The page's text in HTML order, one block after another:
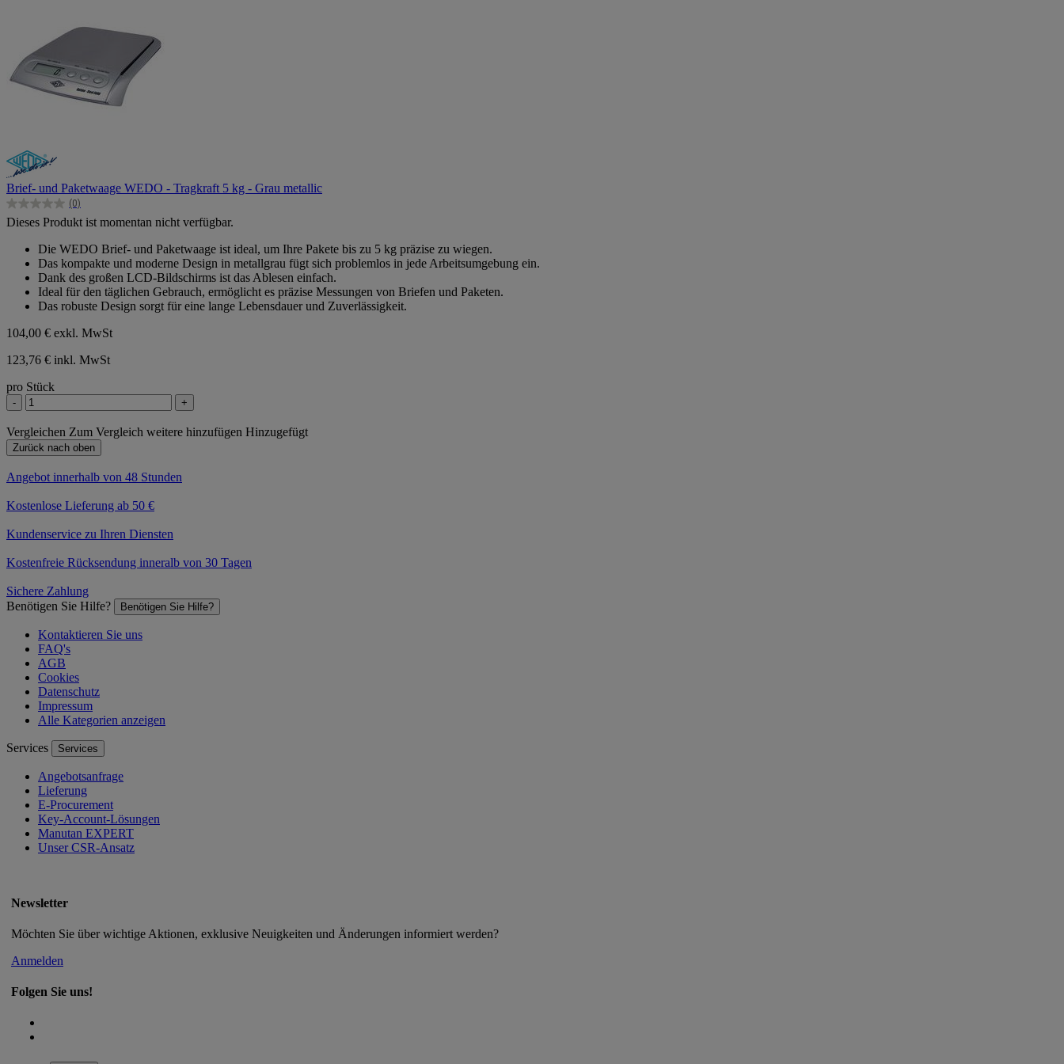
Brief- und Paketwaage WEDO - Tragkraft 5 kg - Grau metallic
(0)
0.0
von
Sternen.
Dieses Produkt ist momentan nicht verfügbar.
Die WEDO Brief- und Paketwaage ist ideal, um Ihre Pakete bis zu 5 kg präzise zu wiegen.
Das kompakte und moderne Design in metallgrau fügt sich problemlos in jede Arbeitsumgebung ein.
Dank des großen LCD-Bildschirms ist das Ablesen einfach.
Ideal für den täglichen Gebrauch, ermöglicht es präzise Messungen von Briefen und Paketen.
Das robuste Design sorgt für eine lange Lebensdauer und Zuverlässigkeit.
104,00 € exkl. MwSt
123,76 € inkl. MwSt
pro Stück
- +
Vergleichen Zum Vergleich weitere hinzufügen Hinzugefügt
Zurück nach oben
Angebot innerhalb von 48 Stunden
Kostenlose Lieferung ab 50 €
Kundenservice zu Ihren Diensten
Kostenfreie Rücksendung inneralb von 30 Tagen
Sichere Zahlung
Benötigen Sie Hilfe?
Benötigen Sie Hilfe?
Kontaktieren Sie uns
FAQ's
AGB
Cookies
Datenschutz
Impressum
Alle Kategorien anzeigen
Services Services
Angebotsanfrage
Lieferung
E-Procurement
Key-Account-Lösungen
Manutan EXPERT
Unser CSR-Ansatz
Newsletter
Möchten Sie über wichtige Aktionen, exklusive Neuigkeiten und Änderungen informiert werden?
Anmelden
Folgen Sie uns!